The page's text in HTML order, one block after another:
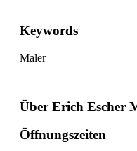
Keywords
Maler
Über Erich Escher
Öffnungszeiten